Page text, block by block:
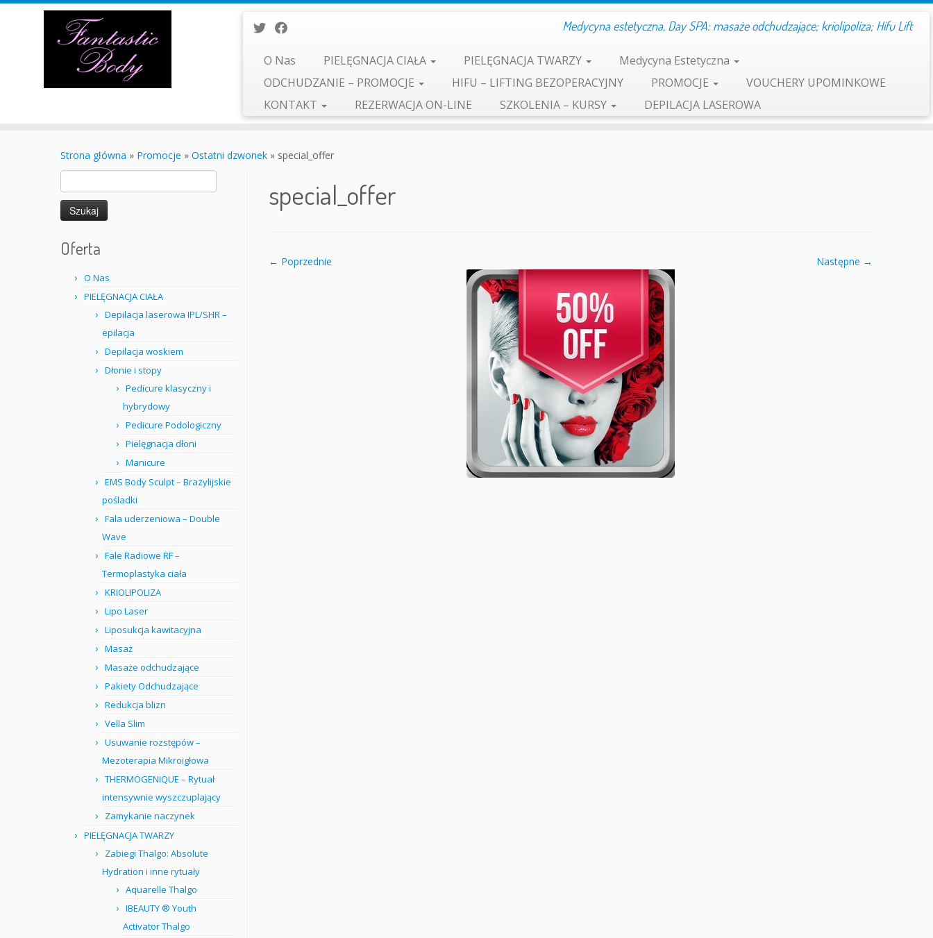
Medycyna estetyczna, Day SPA: masaże odchudzające; kriolipoliza; Hifu Lift
O Nas PIELĘGNACJA CIAŁA PIELĘGNACJA TWARZY
Medycyna Estetyczna
ODCHUDZANIE – PROMOCJE
HIFU – LIFTING BEZOPERACYJNY PROMOCJE
VOUCHERY UPOMINKOWE
KONTAKT
REZERWACJA ON-LINE SZKOLENIA – KURSY DEPILACJA LASEROWA
Strona główna » Promocje » Ostatni dzwonek » special_offer
Oferta
O Nas
PIELĘGNACJA CIAŁA
Depilacja laserowa IPL/SHR –
epilacja
Depilacja woskiem
Dłonie i stopy
Pedicure klasyczny i
hybrydowy
Pedicure Podologiczny
Pielęgnacja dłoni
Manicure
EMS Body Sculpt – Brazylijskie
pośladki
Fala uderzeniowa – Double
Wave
Fale Radiowe RF –
Termoplastyka ciała
KRIOLIPOLIZA
Lipo Laser
Liposukcja kawitacyjna
Masaż
Masaże odchudzające
Pakiety Odchudzające
Redukcja blizn
Vella Slim
Usuwanie rozstępów –
Mezoterapia Mikroigłowa
THERMOGENIQUE – Rytuał
intensywnie wyszczuplający
Zamykanie naczynek
PIELĘGNACJA TWARZY
Zabiegi Thalgo: Absolute
Hydration i inne rytuały
Aquarelle Thalgo
IBEAUTY ® Youth
Activator Thalgo
special_offer
← Poprzednie Następne →